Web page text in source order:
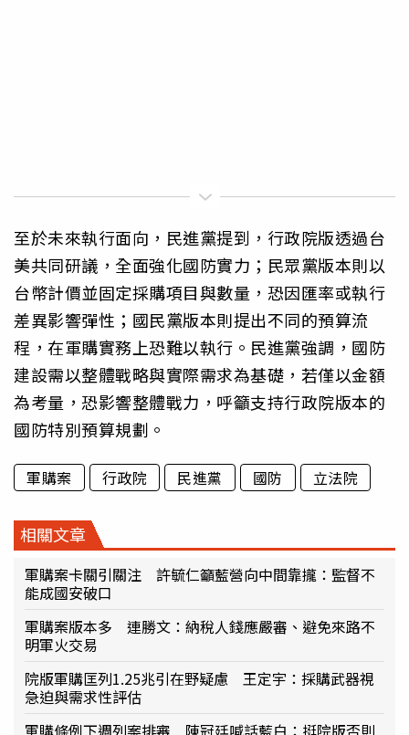
至於未來執行面向，民進黨提到，行政院版透過台
美共同研議，全面強化國防實力；民眾黨版本則以
台幣計價並固定採購項目與數量，恐因匯率或執行
差異影響彈性；國民黨版本則提出不同的預算流
程，在軍購實務上恐難以執行。民進黨強調，國防
建設需以整體戰略與實際需求為基礎，若僅以金額
為考量，恐影響整體戰力，呼籲支持行政院版本的
國防特別預算規劃。
軍購案 行政院 民進黨 國防 立法院
相關文章
軍購案卡關引關注 許毓仁籲藍營向中間靠攏：監督不
能成國安破口
軍購案版本多 連勝文：納稅人錢應嚴審、避免來路不
明軍火交易
院版軍購匡列1.25兆引在野疑慮 王定宇：採購武器視
急迫與需求性評估
軍購條例下週列案排審 陳冠廷喊話藍白：挺院版否則